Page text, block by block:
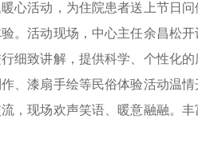
心活动，为住院患者送上节日
。活动现场，中心主任余昌松
细致讲解，提供科学、个性化
、漆扇手绘等民俗体验活动温
，现场欢声笑语、暖意融融。